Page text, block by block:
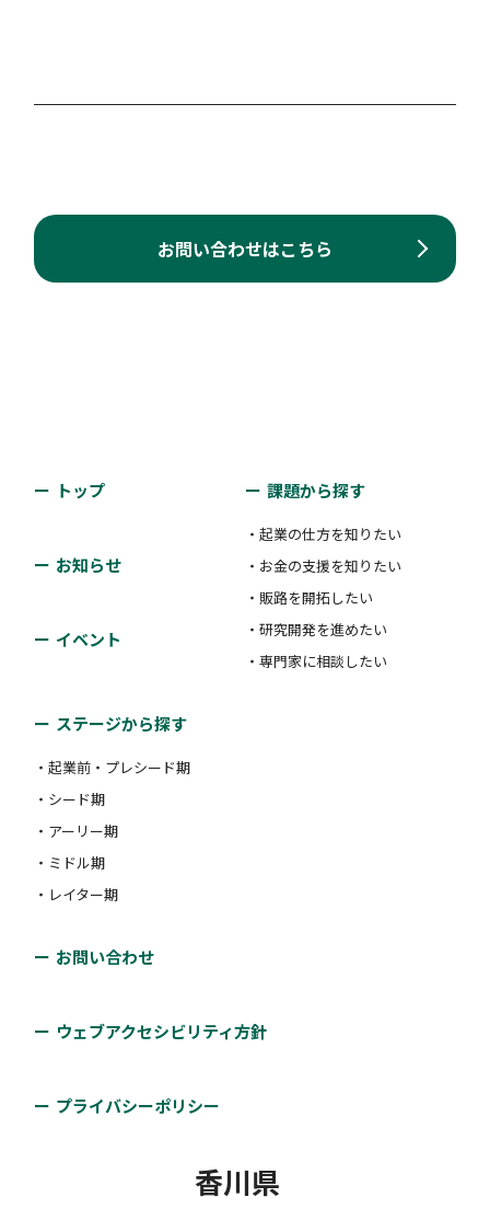
お問い合わせはこちら
トップ
お知らせ
イベント
課題から探す
・起業の仕方を知りたい
・お金の支援を知りたい
・販路を開拓したい
・研究開発を進めたい
・専門家に相談したい
ステージから探す
・起業前・プレシード期
・シード期
・アーリー期
・ミドル期
・レイター期
お問い合わせ
ウェブアクセシビリティ方針
プライバシーポリシー
香川県